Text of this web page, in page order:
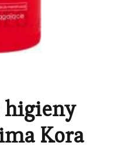
higieny
Kora